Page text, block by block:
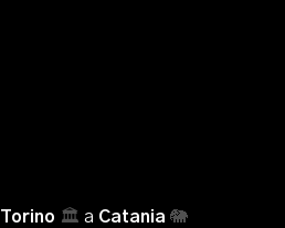
Torino 🏛️ a Catania 🐘